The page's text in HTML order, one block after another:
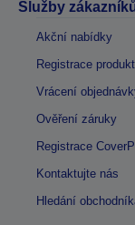
Služby
Akční nabídky
Registrace
Vrácení
Ověření záruky
Registrace
Kontaktujte nás
Hledání